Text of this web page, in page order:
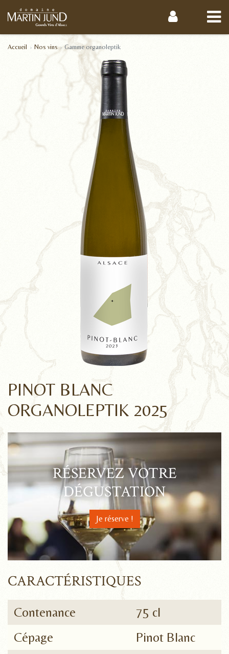
Accueil Nos vins Gamme organoleptik
PINOT BLANC
ORGANOLEPTIK 2025
RÉSERVEZ VOTRE
DÉGUSTATION
Je réserve !
CARACTÉRISTIQUES
Contenance
75 cl
Cépage
Pinot Blanc